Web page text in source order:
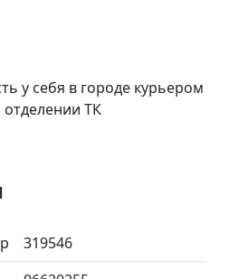
у себя в городе курьером
ТК
319546